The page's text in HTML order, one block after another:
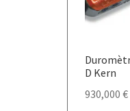
D Kern
930,000 €